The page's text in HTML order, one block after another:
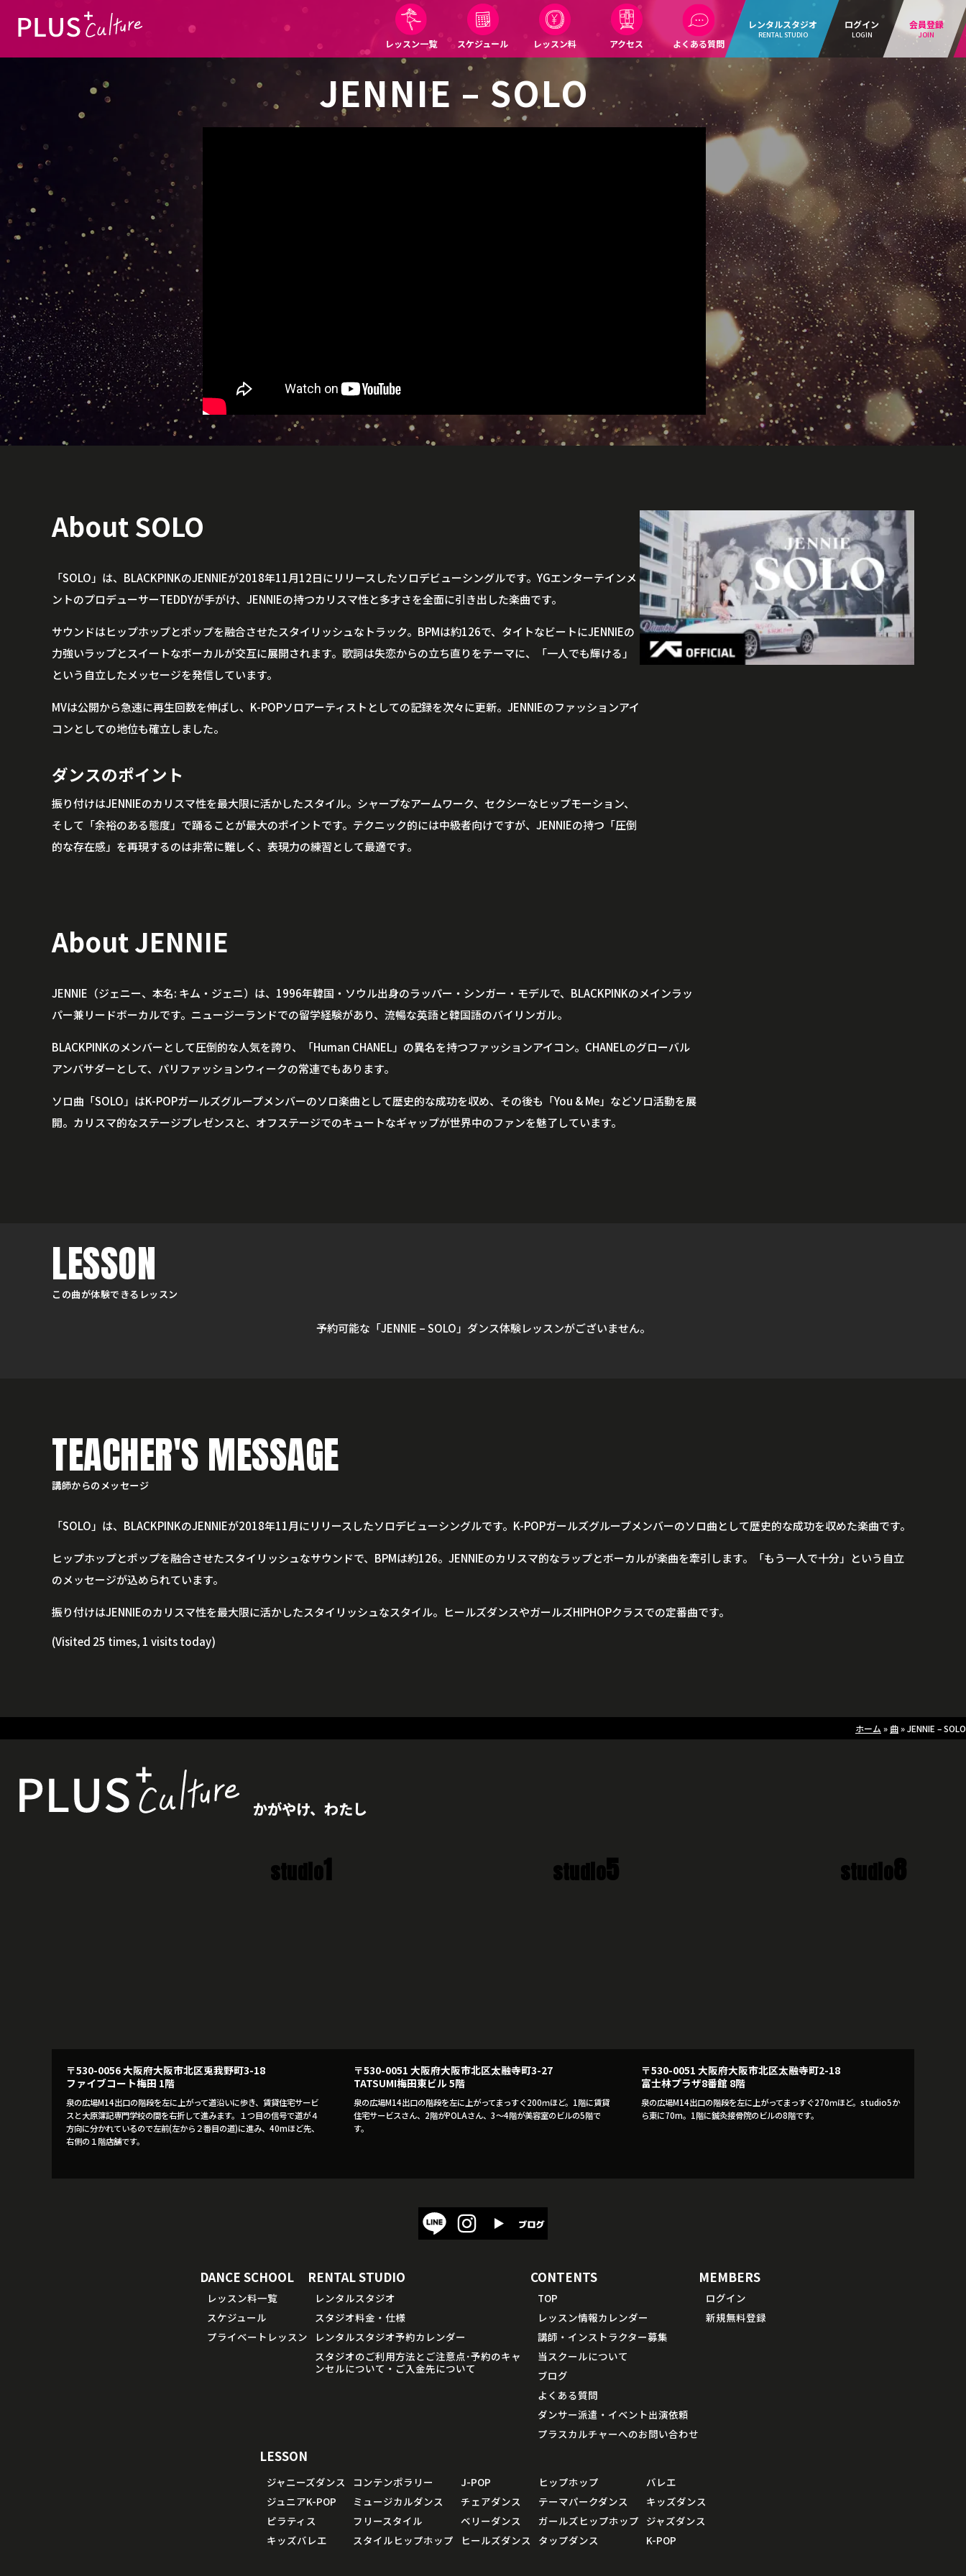
レッスン一覧 スケジュール レッスン料 アクセス よくある質問
レンタルスタジオ
RENTAL STUDIO
ログイン
LOGIN
会員登録
JOIN
JENNIE – SOLO
About SOLO
「SOLO」は、BLACKPINKのJENNIEが2018年11月12日にリリースしたソロデビューシングルです。YGエンターテインメ
ントのプロデューサーTEDDYが手がけ、JENNIEの持つカリスマ性と多才さを全面に引き出した楽曲です。
サウンドはヒップホップとポップを融合させたスタイリッシュなトラック。BPMは約126で、タイトなビートにJENNIEの
力強いラップとスイートなボーカルが交互に展開されます。歌詞は失恋からの立ち直りをテーマに、「一人でも輝ける」
という自立したメッセージを発信しています。
MVは公開から急速に再生回数を伸ばし、K-POPソロアーティストとしての記録を次々に更新。JENNIEのファッションアイ
コンとしての地位も確立しました。
ダンスのポイント
振り付けはJENNIEのカリスマ性を最大限に活かしたスタイル。シャープなアームワーク、セクシーなヒップモーション、
そして「余裕のある態度」で踊ることが最大のポイントです。テクニック的には中級者向けですが、JENNIEの持つ「圧倒
的な存在感」を再現するのは非常に難しく、表現力の練習として最適です。
About JENNIE
JENNIE（ジェニー、本名: キム・ジェニ）は、1996年韓国・ソウル出身のラッパー・シンガー・モデルで、BLACKPINKのメインラッ
パー兼リードボーカルです。ニュージーランドでの留学経験があり、流暢な英語と韓国語のバイリンガル。
BLACKPINKのメンバーとして圧倒的な人気を誇り、「Human CHANEL」の異名を持つファッションアイコン。CHANELのグローバル
アンバサダーとして、パリファッションウィークの常連でもあります。
ソロ曲「SOLO」はK-POPガールズグループメンバーのソロ楽曲として歴史的な成功を収め、その後も「You & Me」などソロ活動を展
開。カリスマ的なステージプレゼンスと、オフステージでのキュートなギャップが世界中のファンを魅了しています。
LESSON
この曲が体験できるレッスン
予約可能な「JENNIE – SOLO」ダンス体験レッスンがございません。
TEACHER'S MESSAGE
講師からのメッセージ
「SOLO」は、BLACKPINKのJENNIEが2018年11月にリリースしたソロデビューシングルです。K-POPガールズグループメンバーのソロ曲として歴史的な成功を収めた楽曲です。
ヒップホップとポップを融合させたスタイリッシュなサウンドで、BPMは約126。JENNIEのカリスマ的なラップとボーカルが楽曲を牽引します。「もう一人で十分」という自立
のメッセージが込められています。
振り付けはJENNIEのカリスマ性を最大限に活かしたスタイリッシュなスタイル。ヒールズダンスやガールズHIPHOPクラスでの定番曲です。
(Visited 25 times, 1 visits today)
ホーム » 曲»JENNIE – SOLO
かがやけ、わたし
studio1
〒530-0056 大阪府大阪市北区兎我野町3-18
ファイブコート梅田 1階
泉の広場M14出口の階段を左に上がって道沿いに歩き、賃貸住宅サービ
スと大原簿記専門学校の間を右折して進みます。１つ目の信号で道が４
方向に分かれているので左前(左から２番目の道)に進み、40mほど先、
右側の１階店舗です。
studio5
〒530-0051 大阪府大阪市北区太融寺町3-27
TATSUMI梅田東ビル 5階
泉の広場M14出口の階段を左に上がってまっすぐ200ｍほど。1階に賃貸
住宅サービスさん、2階がPOLAさん、3～4階が美容室のビルの5階で
す。
studio8
〒530-0051 大阪府大阪市北区太融寺町2-18
富士林プラザ8番館 8階
泉の広場M14出口の階段を左に上がってまっすぐ270ｍほど。studio5か
ら東に70m。1階に鍼灸接骨院のビルの8階です。
DANCE SCHOOL
レッスン料一覧
スケジュール
プライベートレッスン
RENTAL STUDIO
レンタルスタジオ
スタジオ料金・仕様
レンタルスタジオ予約カレンダー
スタジオのご利用方法とご注意点･予約のキャ
ンセルについて・ご入金先について
CONTENTS
TOP
レッスン情報カレンダー
講師・インストラクター募集
当スクールについて
ブログ
よくある質問
ダンサー派遣・イベント出演依頼
プラスカルチャーへのお問い合わせ
MEMBERS
ログイン
新規無料登録
LESSON
ジャニーズダンス
ジュニアK-POP
ピラティス
キッズバレエ
コンテンポラリー
ミュージカルダンス
フリースタイル
スタイルヒップホップ
J-POP
チェアダンス
ベリーダンス
ヒールズダンス
ヒップホップ
テーマパークダンス
ガールズヒップホップ
タップダンス
バレエ
キッズダンス
ジャズダンス
K-POP